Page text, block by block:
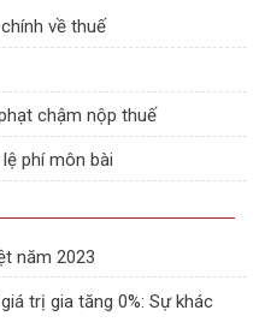
về thuế
chậm nộp thuế
phí môn bài
năm 2023
trị gia tăng 0%: Sự khác